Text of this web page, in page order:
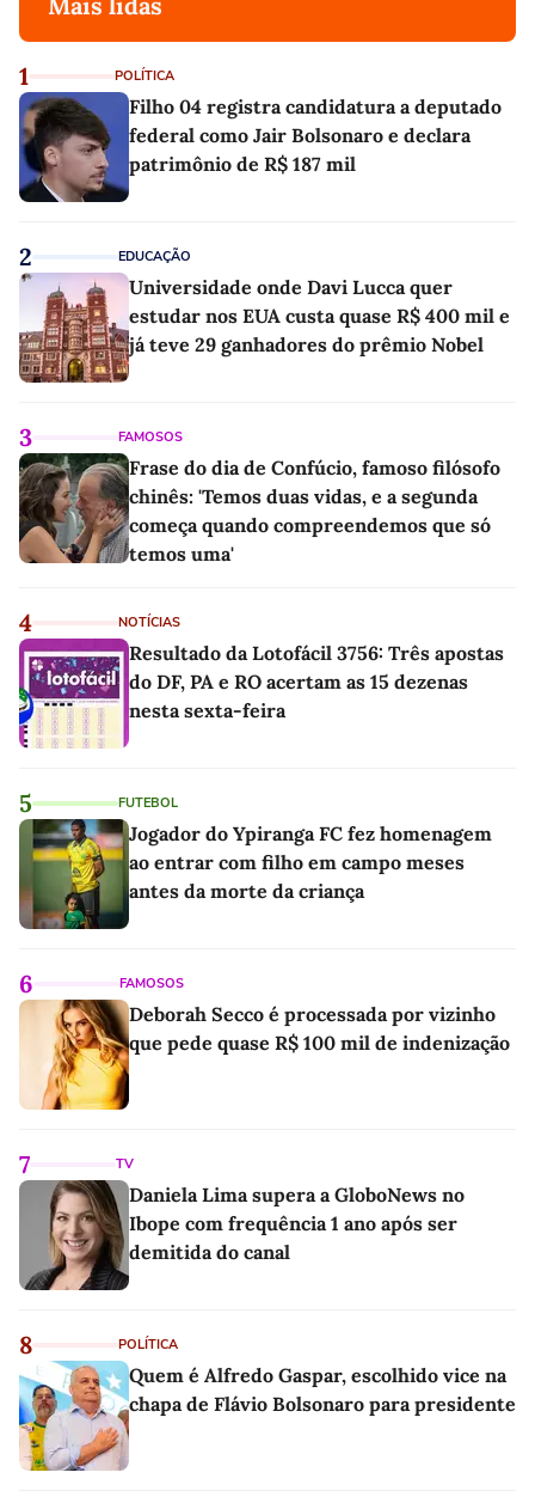
1 POLÍTICA
Filho 04 registra candidatura a deputado
federal como Jair Bolsonaro e declara
patrimônio de R$ 187 mil
2 EDUCAÇÃO
Universidade onde Davi Lucca quer
estudar nos EUA custa quase R$ 400 mil e
já teve 29 ganhadores do prêmio Nobel
3 FAMOSOS
Frase do dia de Confúcio, famoso filósofo
chinês: 'Temos duas vidas, e a segunda
começa quando compreendemos que só
temos uma'
4 NOTÍCIAS
Resultado da Lotofácil 3756: Três apostas
do DF, PA e RO acertam as 15 dezenas
nesta sexta-feira
5 FUTEBOL
Jogador do Ypiranga FC fez homenagem
ao entrar com filho em campo meses
antes da morte da criança
6 FAMOSOS
Deborah Secco é processada por vizinho
que pede quase R$ 100 mil de indenização
7 TV
Daniela Lima supera a GloboNews no
Ibope com frequência 1 ano após ser
demitida do canal
8 POLÍTICA
Quem é Alfredo Gaspar, escolhido vice na
chapa de Flávio Bolsonaro para presidente